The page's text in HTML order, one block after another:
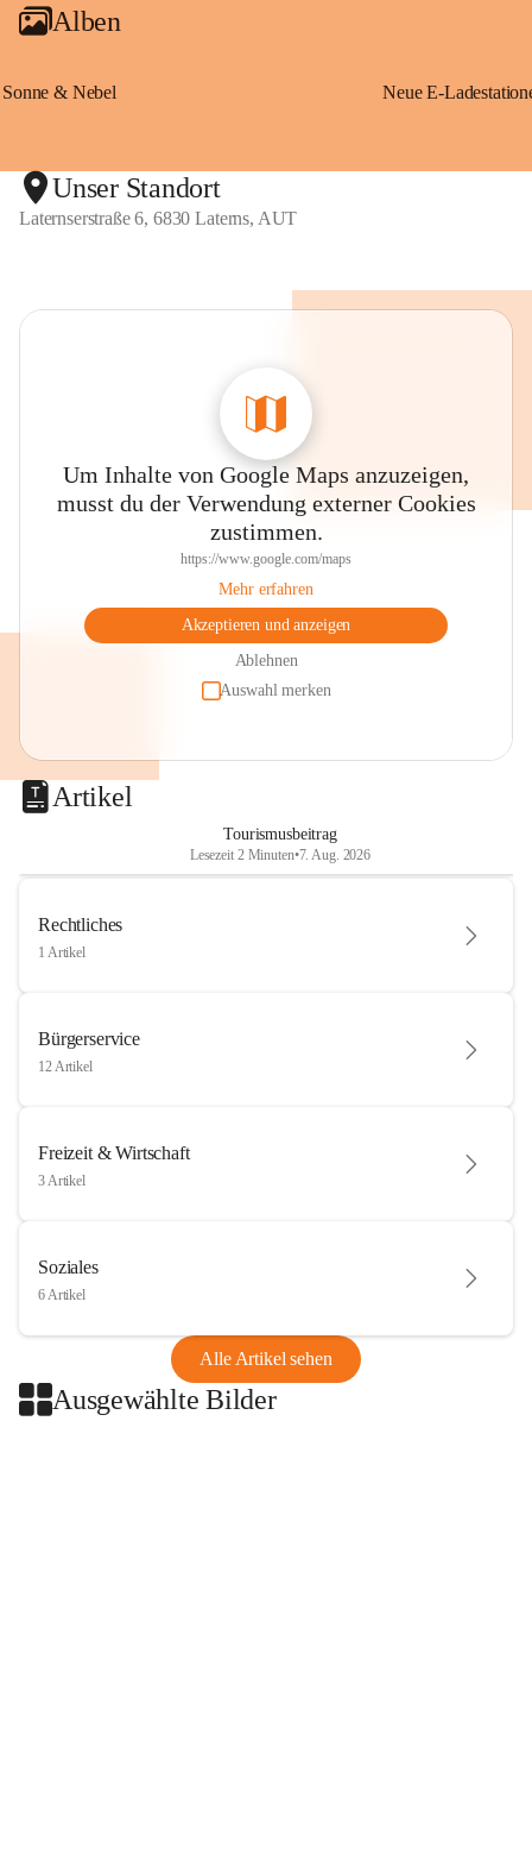
Alben
Sonne & Nebel
Unser Standort
Laternserstraße 6, 6830 Laterns, AUT
Um Inhalte von Google Maps anzuzeigen,
musst du der Verwendung externer Cookies
zustimmen.
https://www.google.com/maps
Mehr erfahren
Akzeptieren und anzeigen
Ablehnen
Auswahl merken
Artikel
Tourismusbeitrag
Lesezeit 2 Minuten•7. Aug. 2026
Rechtliches
1 Artikel
Bürgerservice
12 Artikel
Freizeit & Wirtschaft
3 Artikel
Soziales
6 Artikel
Alle Artikel sehen
Ausgewählte Bilder